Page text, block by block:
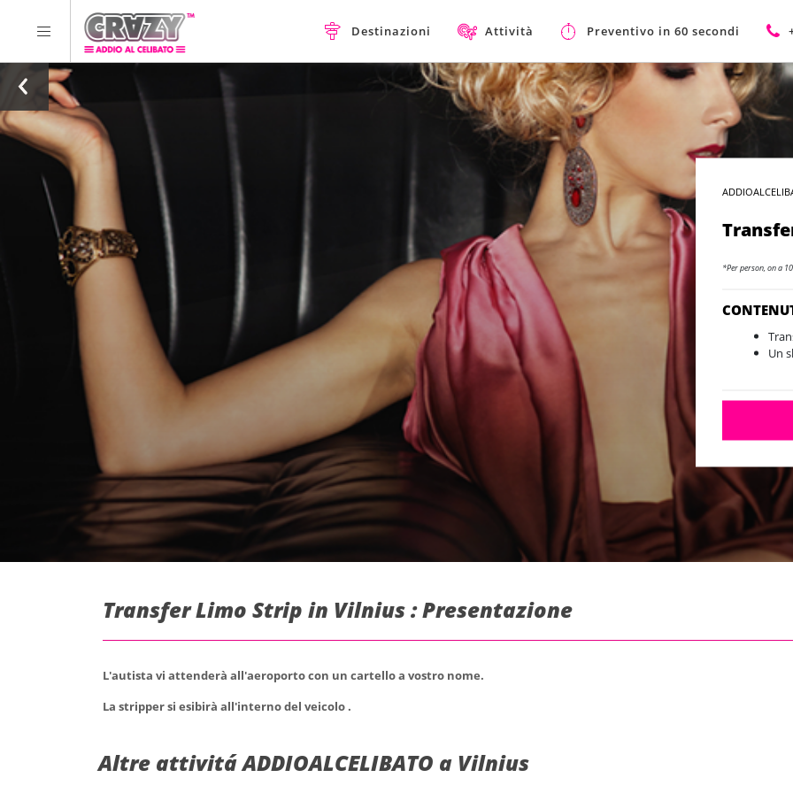
Destinazioni Attività Preventivo in 60 secondi
*Per person, on a
Un
Transfer Limo Strip in Vilnius : Presentazione
L'autista vi attenderà all'aeroporto con un cartello a vostro nome.
La stripper si esibirà all'interno del veicolo .
Altre attivitá ADDIOALCELIBATO a Vilnius